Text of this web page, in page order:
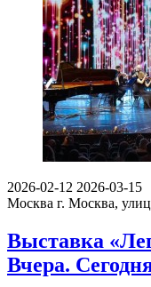
2026-02-12 2026-03-15
Москва г. Москва,
Выставка
Вчера.